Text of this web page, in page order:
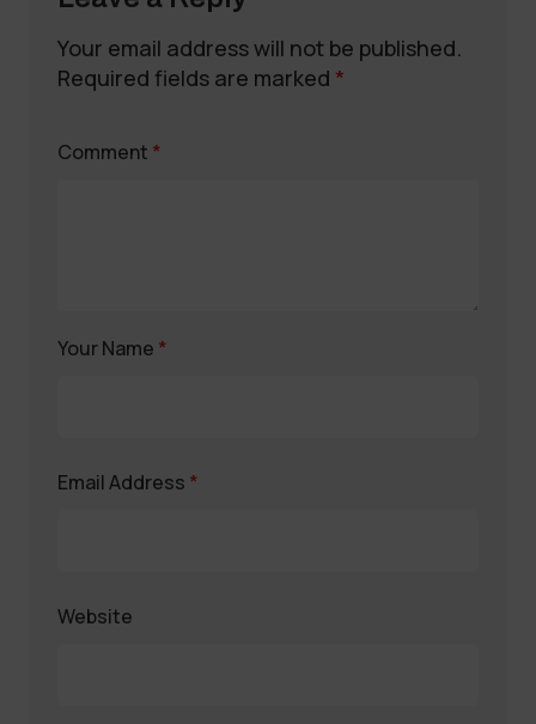
Your email address will not be published.
Required fields are marked *
Comment *
Your Name *
Email Address *
Website